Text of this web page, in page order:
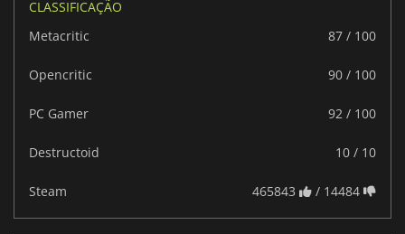
CLASSIFICAÇÃO
Metacritic
87 / 100
Opencritic 90 / 100
PC Gamer 92 / 100
Destructoid 10 / 10
Steam 465843 / 14484